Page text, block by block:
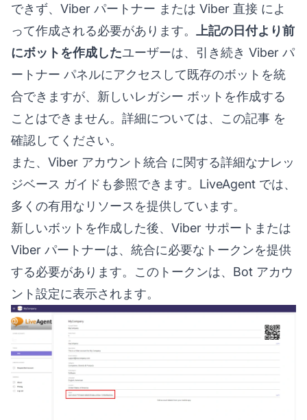
できず、 Viber パートナー または Viber 直接 によ
って作成される必要があります。
上記の日付より前
にボットを作成したユーザーは、引き続き Viber パ
ートナー パネルにアクセスして既存のボットを統
合できますが、新しいレガシー ボットを作成する
ことはできません。詳細については、 この記事 を
確認してください。
また、 Viber アカウント統合 に関する詳細なナレッ
ジベース ガイドも参照できます。LiveAgent では、
多くの有用なリソースを提供しています。
新しいボットを作成した後、Viber サポートまたは
Viber パートナーは、統合に必要なトークンを提供
する必要があります。このトークンは、Bot アカウ
ント設定に表示されます。